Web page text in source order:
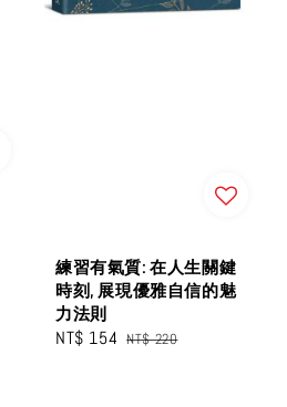
練習有氣質: 在人生關鍵
時刻, 展現優雅自信的魅
力法則
Sale
NT$ 154 Regular
NT$ 220